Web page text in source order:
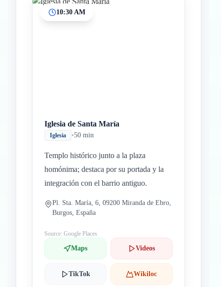
10:30 AM
Iglesia de Santa María
Iglesia •50 min
Templo histórico junto a la plaza
homónima; destaca por su portada y la
integración con el barrio antiguo.
Pl. Sta. María, 6, 09200 Miranda de Ebro,
Burgos, España
Source: Google Places
Maps Videos
TikTok Wikiloc